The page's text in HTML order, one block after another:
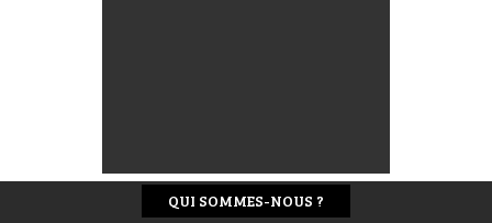
QUI SOMMES-NOUS ?